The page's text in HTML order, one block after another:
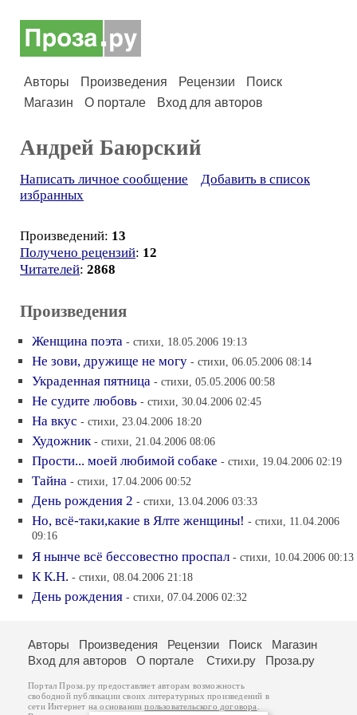
Авторы Произведения Рецензии
Поиск
Магазин
О портале Вход для авторов
Андрей Баюрский
Написать личное сообщение
Добавить в список
избранных
Произведений: 13
Получено рецензий: 12
Читателей: 2868
Произведения
Женщина поэта - стихи, 18.05.2006 19:13
Не зови, дружище не могу - стихи, 06.05.2006 08:14
Украденная пятница - стихи, 05.05.2006 00:58
Не судите любовь - стихи, 30.04.2006 02:45
На вкус - стихи, 23.04.2006 18:20
Художник - стихи, 21.04.2006 08:06
Прости... моей любимой собаке - стихи, 19.04.2006 02:19
Тайна - стихи, 17.04.2006 00:52
День рождения 2 - стихи, 13.04.2006 03:33
Но, всё-таки,какие в Ялте женщины! - стихи, 11.04.2006
09:16
Я нынче всё бессовестно проспал - стихи, 10.04.2006 00:13
К К.Н. - стихи, 08.04.2006 21:18
День рождения - стихи, 07.04.2006 02:32
Авторы Произведения Рецензии Поиск
Магазин
Вход для авторов
О портале Стихи.ру Проза.ру
Портал Проза.ру предоставляет авторам возможность
свободной публикации своих литературных произведений в
сети Интернет на основаниипользовательского договора